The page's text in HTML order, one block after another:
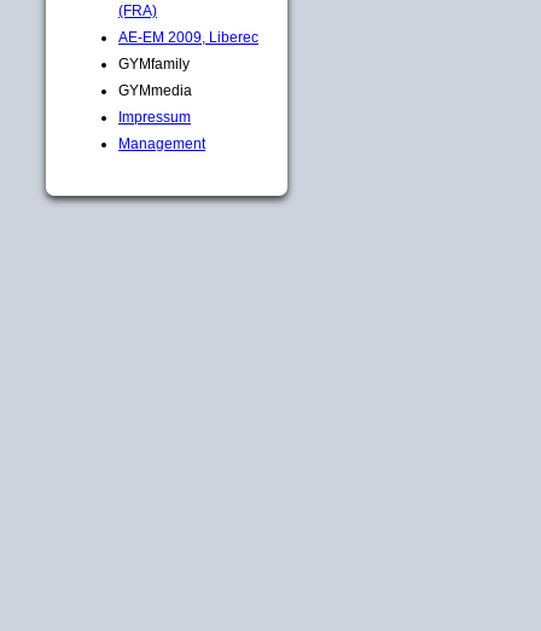
(FRA)
AE-EM 2009, Liberec
GYMfamily
GYMmedia
Impressum
Management